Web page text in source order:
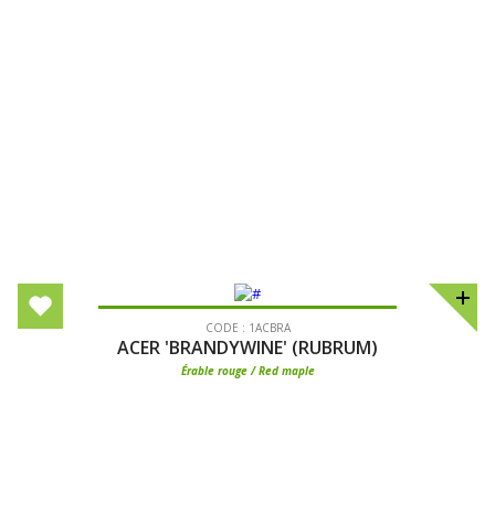
CODE : 1ACBRA
ACER 'BRANDYWINE' (RUBRUM)
Érable rouge / Red maple